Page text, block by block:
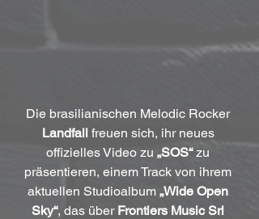
Die brasilianischen Melodic Rocker
Landfall freuen sich, ihr neues
offizielles Video zu „SOS“ zu
präsentieren, einem Track von ihrem
aktuellen Studioalbum „Wide Open
Sky“, das über Frontiers Music Srl